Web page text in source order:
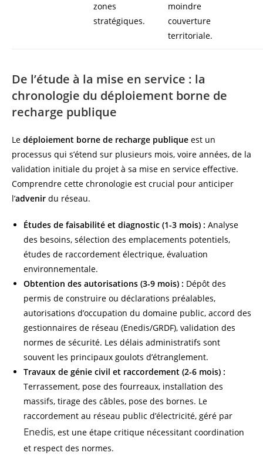
zones
stratégiques.
moindre
couverture
territoriale.
De l’étude à la mise en service : la
chronologie du déploiement borne de
recharge publique
Le déploiement borne de recharge publique est un
processus qui s’étend sur plusieurs mois, voire années, de la
validation initiale du projet à sa mise en service effective.
Comprendre cette chronologie est crucial pour anticiper
l’advenir du réseau.
Études de faisabilité et diagnostic (1-3 mois) : Analyse
des besoins, sélection des emplacements potentiels,
études de raccordement électrique, évaluation
environnementale.
Obtention des autorisations (3-9 mois) : Dépôt des
permis de construire ou déclarations préalables,
autorisations d’occupation du domaine public, accord des
gestionnaires de réseau (Enedis/GRDF), validation des
normes de sécurité. Les délais administratifs sont
souvent les principaux goulots d’étranglement.
Travaux de génie civil et raccordement (2-6 mois) :
Terrassement, pose des fourreaux, installation des
massifs, tirage des câbles, pose des bornes. Le
raccordement au réseau public d’électricité, géré par
Enedis, est une étape critique nécessitant coordination
et respect des normes.